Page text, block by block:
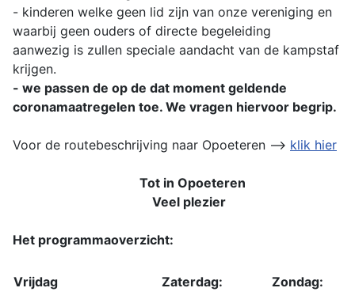
- kinderen welke geen lid zijn van onze vereniging en
waarbij geen ouders of directe begeleiding
aanwezig is zullen speciale aandacht van de kampstaf
krijgen.
- we passen de op de dat moment geldende
coronamaatregelen toe. We vragen hiervoor begrip.
Voor de routebeschrijving naar Opoeteren --> klik hier
Tot in Opoeteren
Veel plezier
Het programmaoverzicht:
Vrijdag Zaterdag: Zondag: